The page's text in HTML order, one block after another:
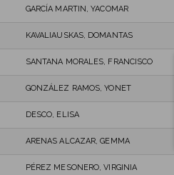
GARCÍA MARTIN, YACOMAR
KAVALIAUSKAS, DOMANTAS
SANTANA MORALES, FRANCISCO
GONZÁLEZ RAMOS, YONET
DESCO, ELISA
ARENAS ALCAZAR, GEMMA
PÉREZ MESONERO, VIRGINIA